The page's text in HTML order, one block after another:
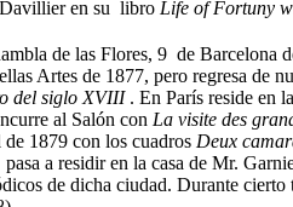
en su libro Life of Fortuny
de las Flores, 9 de Barcelona
Artes de 1877, pero regresa de
del siglo XVIII. En París reside en
al Salón con La visite des
de 1879 con los cuadros Deux
a residir en la casa de Mr.
de dicha ciudad. Durante cierto